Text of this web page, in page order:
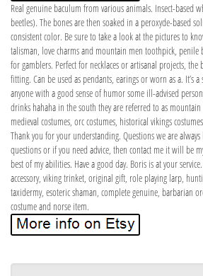
Real genuine baculum from various animals. Insect-based
beetles). The bones are then soaked in a peroxyde-based
consistent color. Be sure to take a look at the pictures to
talisman, love charms and mountain men toothpick, penile
for gamblers. Perfect for necklaces or artisanal projects,
fitting. Can be used as pendants, earings or worn as a. It’s
anyone with a good sense of humor some ill-advised
drinks hahaha in the south they are referred to as
medieval costumes, orc costumes, historical vikings
Thank you for your understanding. Questions we are
questions or if you need advice, then contact me it will be
best of my abilities. Have a good day. Boris is at your
accessory, viking trinket, original gift, role playing larp,
taxidermy, esoteric shaman, complete genuine, barbarian
costume and norse item.